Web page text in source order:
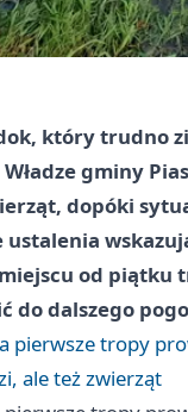
który trudno
gminy
dopóki
ustalenia
od
do dalszego
pierwsze tropy
ale też zwierząt